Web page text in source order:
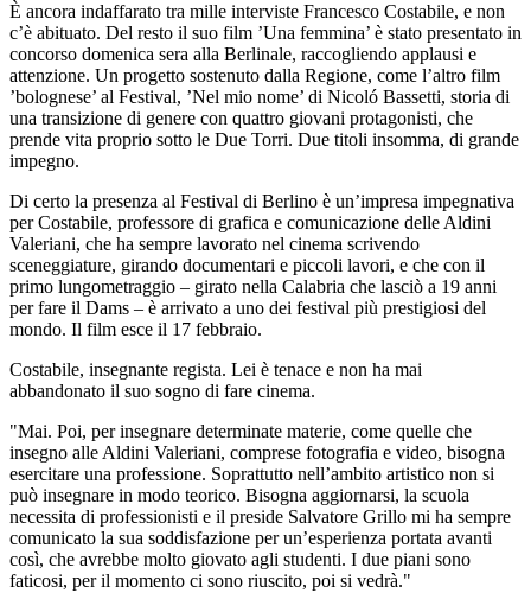
È ancora indaffarato tra mille interviste Francesco Costabile, e non
c’è abituato. Del resto il suo film ’Una femmina’ è stato presentato in
concorso domenica sera alla Berlinale, raccogliendo applausi e
attenzione. Un progetto sostenuto dalla Regione, come l’altro film
’bolognese’ al Festival, ’Nel mio nome’ di Nicoló Bassetti, storia di
una transizione di genere con quattro giovani protagonisti, che
prende vita proprio sotto le Due Torri. Due titoli insomma, di grande
impegno.
Di certo la presenza al Festival di Berlino è un’impresa impegnativa
per Costabile, professore di grafica e comunicazione delle Aldini
Valeriani, che ha sempre lavorato nel cinema scrivendo
sceneggiature, girando documentari e piccoli lavori, e che con il
primo lungometraggio – girato nella Calabria che lasciò a 19 anni
per fare il Dams – è arrivato a uno dei festival più prestigiosi del
mondo. Il film esce il 17 febbraio.
Costabile, insegnante regista. Lei è tenace e non ha mai
abbandonato il suo sogno di fare cinema.
"Mai. Poi, per insegnare determinate materie, come quelle che
insegno alle Aldini Valeriani, comprese fotografia e video, bisogna
esercitare una professione. Soprattutto nell’ambito artistico non si
può insegnare in modo teorico. Bisogna aggiornarsi, la scuola
necessita di professionisti e il preside Salvatore Grillo mi ha sempre
comunicato la sua soddisfazione per un’esperienza portata avanti
così, che avrebbe molto giovato agli studenti. I due piani sono
faticosi, per il momento ci sono riuscito, poi si vedrà."